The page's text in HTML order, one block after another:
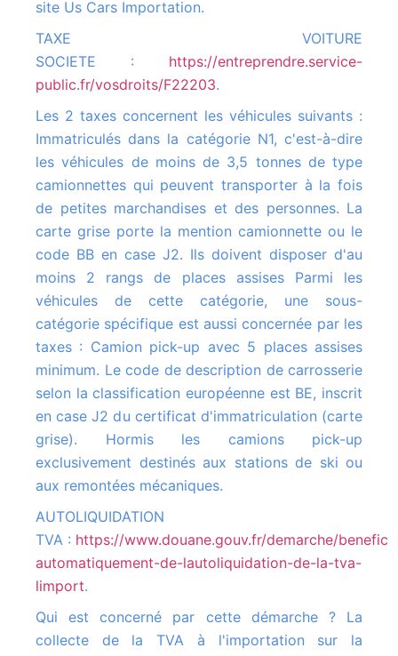
site Us Cars Importation.
TAXE VOITURE
SOCIETE : https://entreprendre.service-
public.fr/vosdroits/F22203.
Les 2 taxes concernent les véhicules suivants :
Immatriculés dans la catégorie N1, c'est-à-dire
les véhicules de moins de 3,5 tonnes de type
camionnettes qui peuvent transporter à la fois
de petites marchandises et des personnes. La
carte grise porte la mention camionnette ou le
code BB en case J2. Ils doivent disposer d'au
moins 2 rangs de places assises Parmi les
véhicules de cette catégorie, une sous-
catégorie spécifique est aussi concernée par les
taxes : Camion pick-up avec 5 places assises
minimum. Le code de description de carrosserie
selon la classification européenne est BE, inscrit
en case J2 du certificat d'immatriculation (carte
grise). Hormis les camions pick-up
exclusivement destinés aux stations de ski ou
aux remontées mécaniques.
AUTOLIQUIDATION
TVA : https://www.douane.gouv.fr/demarche/
automatiquement-de-lautoliquidation-de-la-tva-
limport.
Qui est concerné par cette démarche ? La
collecte de la TVA à l'importation sur la